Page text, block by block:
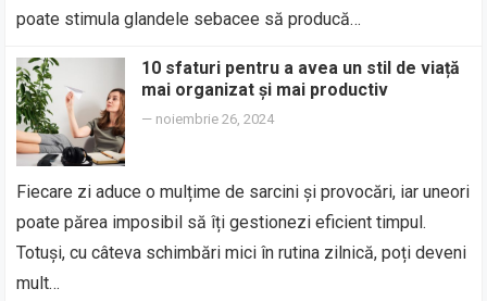
poate stimula glandele sebacee să producă…
10 sfaturi pentru a avea un stil de viață
mai organizat și mai productiv
— noiembrie 26, 2024
Fiecare zi aduce o mulțime de sarcini și provocări, iar uneori
poate părea imposibil să îți gestionezi eficient timpul.
Totuși, cu câteva schimbări mici în rutina zilnică, poți deveni
mult…